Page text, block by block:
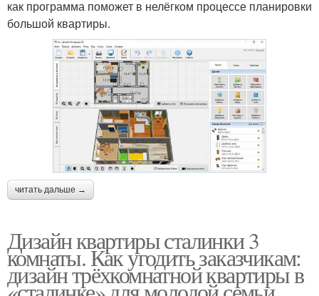
как программа поможет в нелёгком процессе планировки
большой квартиры.
читать дальше →
Дизайн квартиры сталинки 3
комнаты. Как угодить заказчикам:
дизайн трёхкомнатной квартиры в